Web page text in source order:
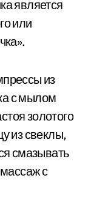
является
или
из
с мылом
золотого
из свеклы,
смазывать
с